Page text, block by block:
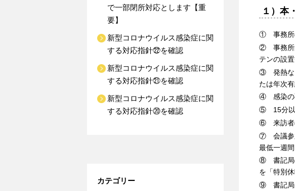
１）本
① 事務所
② 事務所
テンの設
③ 発熱な
たは年次有
④ 感染の
⑤ 15分以
⑥ 来訪者
⑦ 会議参
最低一週
⑧ 書記局
を「特別
⑨ 書記局
で一部閉所対応とします【重
要】
新型コロナウイルス感染症に関
する対応指針㉒を確認
新型コロナウイルス感染症に関
する対応指針㉑を確認
新型コロナウイルス感染症に関
する対応指針⑳を確認
カテゴリー